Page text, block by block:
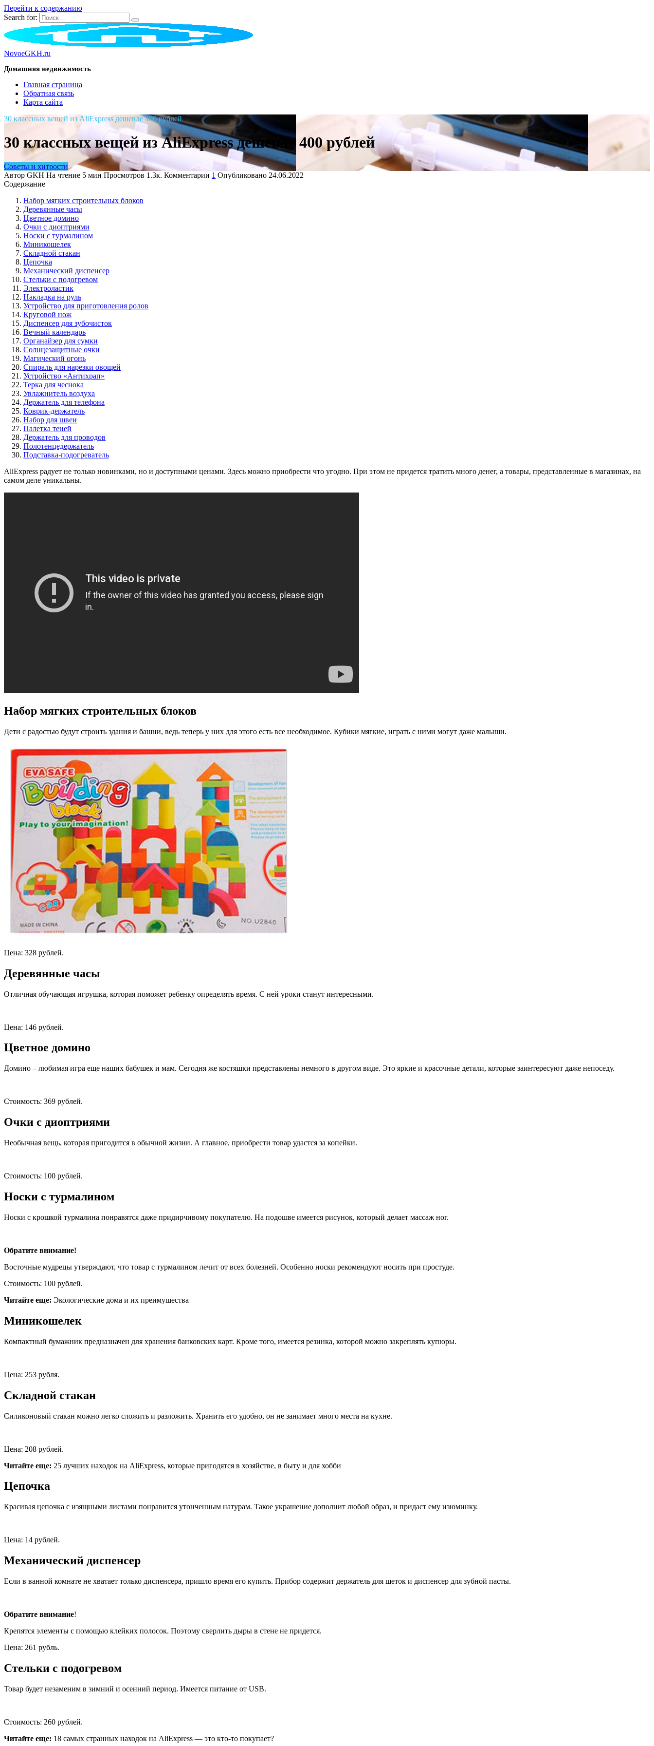
Перейти к содержанию
Search for:
NovoeGKH.ru
Домашняя недвижимость
Главная страница
Обратная связь
Карта сайта
30 классных вещей из AliExpress дешевле 400 рублей
30 классных вещей из AliExpress дешевле 400 рублей
Советы и хитрости
Автор GKH На чтение 5 мин Просмотров 1.3к. Комментарии 1 Опубликовано 24.06.2022
Содержание
Набор мягких строительных блоков
Деревянные часы
Цветное домино
Очки с диоптриями
Носки с турмалином
Миникошелек
Складной стакан
Цепочка
Механический диспенсер
Стельки с подогревом
Электроластик
Накладка на руль
Устройство для приготовления ролов
Круговой нож
Диспенсер для зубочисток
Вечный календарь
Органайзер для сумки
Солнцезащитные очки
Магический огонь
Спираль для нарезки овощей
Устройство «Антихрап»
Терка для чеснока
Увлажнитель воздуха
Держатель для телефона
Коврик-держатель
Набор для швеи
Палетка теней
Держатель для проводов
Полотенцедержатель
Подставка-подогреватель
AliExpress радует не только новинками, но и доступными ценами. Здесь можно приобрести что угодно. При этом не придется тратить много денег, а товары, представленные в магазинах, на
самом деле уникальны.
Набор мягких строительных блоков
Дети с радостью будут строить здания и башни, ведь теперь у них для этого есть все необходимое. Кубики мягкие, играть с ними могут даже малыши.
Цена: 328 рублей.
Деревянные часы
Отличная обучающая игрушка, которая поможет ребенку определять время. С ней уроки станут интересными.
Цена: 146 рублей.
Цветное домино
Домино – любимая игра еще наших бабушек и мам. Сегодня же костяшки представлены немного в другом виде. Это яркие и красочные детали, которые заинтересуют даже непоседу.
Стоимость: 369 рублей.
Очки с диоптриями
Необычная вещь, которая пригодится в обычной жизни. А главное, приобрести товар удастся за копейки.
Стоимость: 100 рублей.
Носки с турмалином
Носки с крошкой турмалина понравятся даже придирчивому покупателю. На подошве имеется рисунок, который делает массаж ног.
Обратите внимание!
Восточные мудрецы утверждают, что товар с турмалином лечит от всех болезней. Особенно носки рекомендуют носить при простуде.
Стоимость: 100 рублей.
Читайте еще: Экологические дома и их преимущества
Миникошелек
Компактный бумажник предназначен для хранения банковских карт. Кроме того, имеется резинка, которой можно закреплять купюры.
Цена: 253 рубля.
Складной стакан
Силиконовый стакан можно легко сложить и разложить. Хранить его удобно, он не занимает много места на кухне.
Цена: 208 рублей.
Читайте еще: 25 лучших находок на AliExpress, которые пригодятся в хозяйстве, в быту и для хобби
Цепочка
Красивая цепочка с изящными листами понравится утонченным натурам. Такое украшение дополнит любой образ, и придаст ему изюминку.
Цена: 14 рублей.
Механический диспенсер
Если в ванной комнате не хватает только диспенсера, пришло время его купить. Прибор содержит держатель для щеток и диспенсер для зубной пасты.
Обратите внимание!
Крепятся элементы с помощью клейких полосок. Поэтому сверлить дыры в стене не придется.
Цена: 261 рубль.
Стельки с подогревом
Товар будет незаменим в зимний и осенний период. Имеется питание от USB.
Стоимость: 260 рублей.
Читайте еще: 18 самых странных находок на AliExpress — это кто-то покупает?